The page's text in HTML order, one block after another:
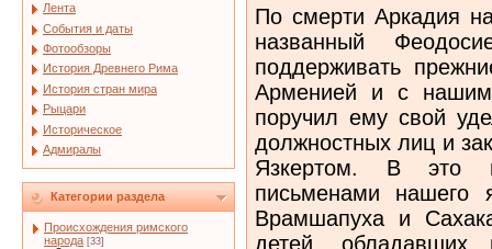
Лента
События и даты
Фотообзоры
История Древнего Рима
История стран мира
Рыцари
Историческое
Адмиралы
Категории раздела
Происхождения римского
народа [33]
По смерти Аркадия
названный
поддерживать
Арменией и с
поручил ему свой
должностных лиц и
Язкертом. В это
письменами нашего
Врамшапуха и
детей, обладавших